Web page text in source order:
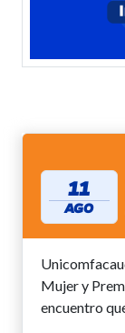
11
AGO
Mujer y
encuentro